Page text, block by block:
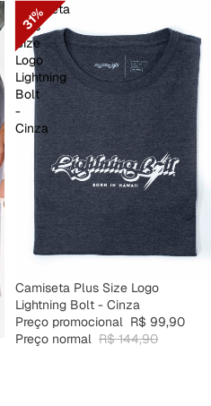
31%
Camiseta
Plus
Size
Logo
Lightning
Bolt
-
Cinza
PROMOÇÃO
Camiseta Plus Size Logo
Lightning Bolt - Cinza
Preço promocional R$ 99,90
Preço normal R$ 144,90